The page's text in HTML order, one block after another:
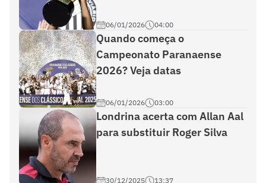
06/01/2026 04:00
Quando começa o
Campeonato Paranaense
2026? Veja datas
06/01/2026 03:00
Londrina acerta com Allan Aal
para substituir Roger Silva
30/12/2025 13:37